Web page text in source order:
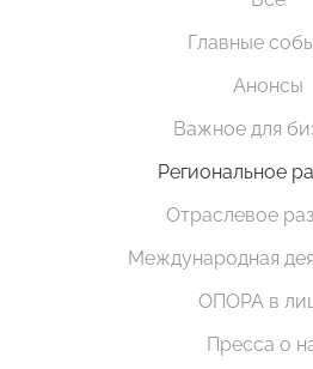
Главные
Анонсы
Важное для
Региональное
Отраслевое
Международная
ОПОРА в
Пресса о